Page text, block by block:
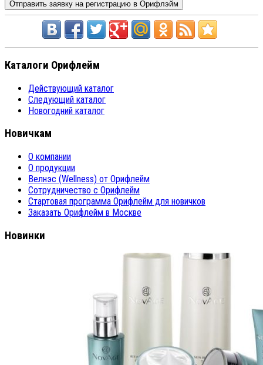
Каталоги Орифлейм
Действующий каталог
Следующий каталог
Новогодний каталог
Новичкам
О компании
О продукции
Велнэс (Wellness) от Орифлейм
Сотрудничество с Орифлейм
Стартовая программа Орифлейм для новичков
Заказать Орифлейм в Москве
Новинки